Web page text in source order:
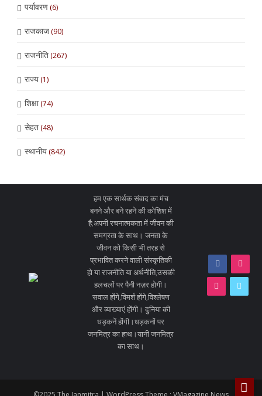
पर्यावरण(6)
राजकाज(90)
राजनीति(267)
राज्य(1)
शिक्षा(74)
सेहत(48)
स्थानीय(842)
हम एक सार्थक संवाद का मंच
बनने और बने रहने की कोशिश में
है;अपनी रचनात्मकता में जीवन की
समग्रता के साथ। जनता के
जीवन को किसी भी तरह से
प्रभावित करने वाली संस्कृतिकी
हो या राजनीति या अर्थनीति,उसकी
हलचलों पर पैनी नज़र होगी।
सवाल होंगे,विमर्श होंगे,विश्लेषण
और व्याख्याएं होंगी। दुनिया की
धड़कनें होंगी।धड़कनों पर
जनमित्र का हाथ।यानी जनमित्र
का साथ।